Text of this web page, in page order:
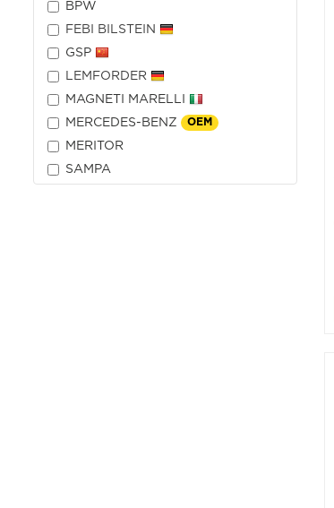
BPW
FEBI BILSTEIN
GSP
LEMFORDER
MAGNETI MARELLI
MERCEDES-BENZ OEM
MERITOR
SAMPA